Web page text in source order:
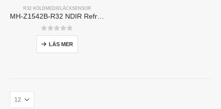
R32 KÖLDMEDIELÄCKSENSOR
MH-Z1542B-R32 NDIR Refrigerant Sensor | High Sensitivity | Long Lifespan | HVAC & Industrial Safety
0av 5
LÄS MER